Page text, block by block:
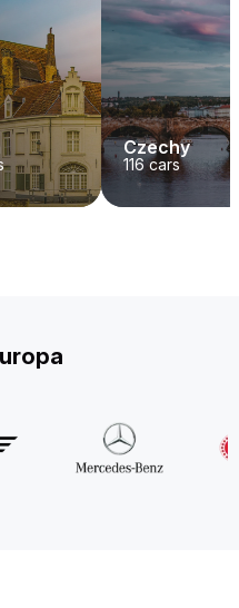
Czechy
116cars